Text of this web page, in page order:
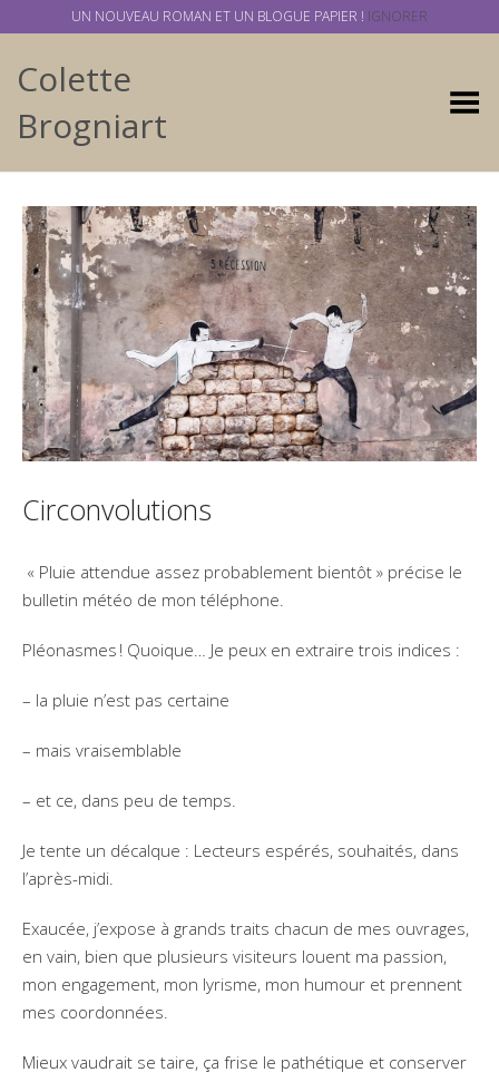
Colette
Brogniart
Basculer
Circonvolutions
« Pluie attendue assez probablement bientôt » précise le
bulletin météo de mon téléphone.
Pléonasmes ! Quoique… Je peux en extraire trois indices :
– la pluie n’est pas certaine
– mais vraisemblable
– et ce, dans peu de temps.
Je tente un décalque : Lecteurs espérés, souhaités, dans
l’après-midi.
Exaucée, j’expose à grands traits chacun de mes ouvrages,
en vain, bien que plusieurs visiteurs louent ma passion,
mon engagement, mon lyrisme, mon humour et prennent
mes coordonnées.
Mieux vaudrait se taire, ça frise le pathétique et conserver
UN NOUVEAU ROMAN ET UN BLOGUE PAPIER ! IGNORER